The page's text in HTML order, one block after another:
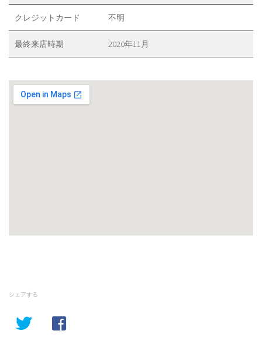
クレジットカード 不明
最終来店時期 2020年11月
シェアする